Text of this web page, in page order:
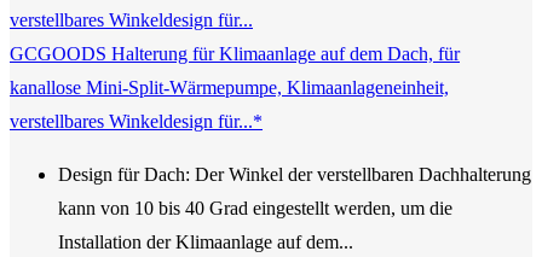
GCGOODS Halterung für Klimaanlage auf dem Dach, für
kanallose Mini-Split-Wärmepumpe, Klimaanlageneinheit,
verstellbares Winkeldesign für...*
Design für Dach: Der Winkel der verstellbaren Dachhalterung
kann von 10 bis 40 Grad eingestellt werden, um die
Installation der Klimaanlage auf dem...